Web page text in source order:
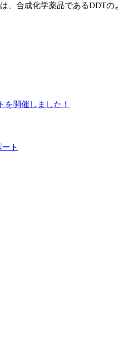
、合成化学薬品であるDDT
開催しました！
ト